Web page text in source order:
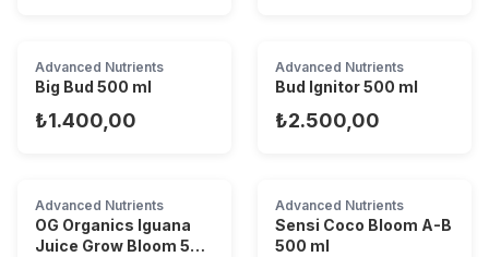
Advanced Nutrients
Big Bud 500 ml
₺1.400,00
Advanced Nutrients
Bud Ignitor 500 ml
₺2.500,00
Advanced Nutrients
OG Organics Iguana
Juice Grow Bloom 500
Advanced Nutrients
Sensi Coco Bloom A-B
500 ml